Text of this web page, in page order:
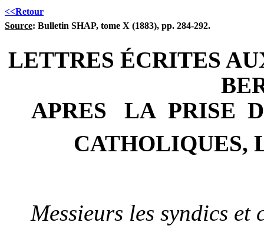
<<Retour
Source: Bulletin SHAP, tome X (1883), pp. 284-292.
LETTRES ÉCRITES
APRES
LA PRISE
CATHOLIQUES,
Messieurs les syndics